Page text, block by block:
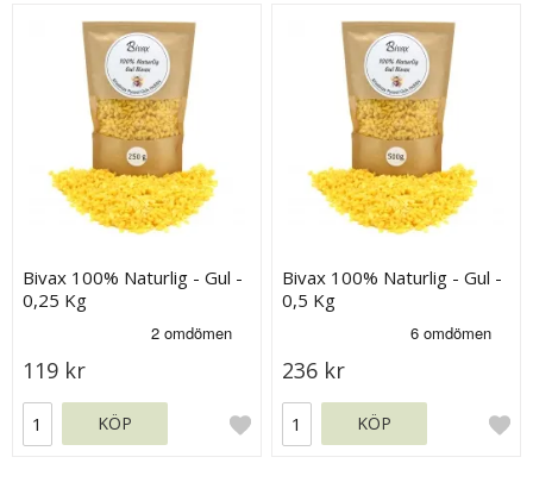
Bivax 100% Naturlig - Gul -
0,25 Kg
119 kr
KÖP
Bivax 100% Naturlig - Gul -
0,5 Kg
236 kr
KÖP